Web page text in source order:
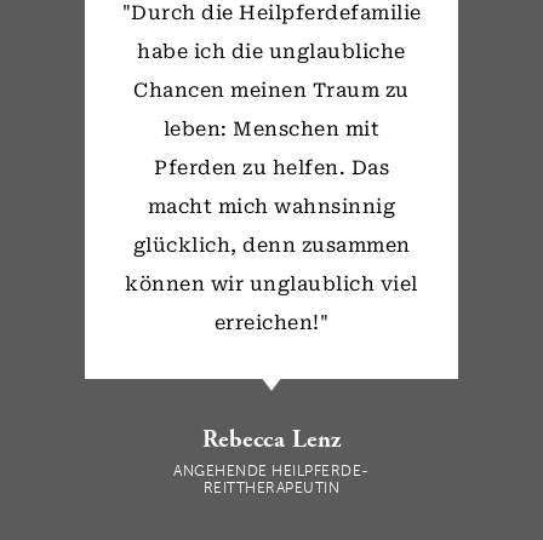
"Durch die Heilpferdefamilie
habe ich die unglaubliche
Chancen meinen Traum zu
leben: Menschen mit
Pferden zu helfen. Das
macht mich wahnsinnig
glücklich, denn zusammen
können wir unglaublich viel
erreichen!"
Rebecca Lenz
ANGEHENDE HEILPFERDE-
REITTHERAPEUTIN